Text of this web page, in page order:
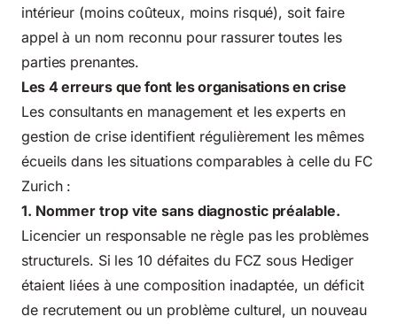
intérieur (moins coûteux, moins risqué), soit faire
appel à un nom reconnu pour rassurer toutes les
parties prenantes.
Les 4 erreurs que font les organisations en crise
Les consultants en management et les experts en
gestion de crise identifient régulièrement les mêmes
écueils dans les situations comparables à celle du FC
Zurich :
1. Nommer trop vite sans diagnostic préalable.
Licencier un responsable ne règle pas les problèmes
structurels. Si les 10 défaites du FCZ sous Hediger
étaient liées à une composition inadaptée, un déficit
de recrutement ou un problème culturel, un nouveau